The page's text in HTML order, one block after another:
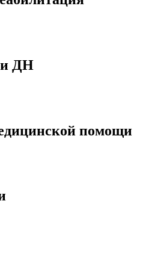
и ДН
помощи